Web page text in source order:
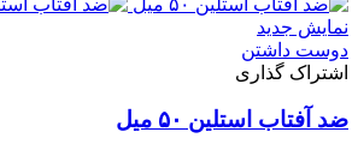
نمایش جدید
دوست داشتن
اشتراک گذاری
ضد آفتاب استلین ۵۰ میل